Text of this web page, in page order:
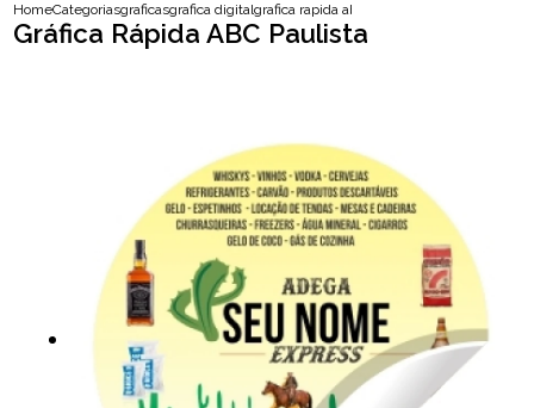
HomeCategoriasgraficasgrafica digitalgrafica rapida abc paulista
Gráfica Rápida ABC Paulista